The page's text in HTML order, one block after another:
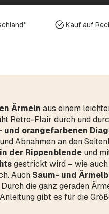
Kauf auf
Ärmeln aus einem
Retro-Flair durch und
und orangefarbenen
Abnahmen an den
der Rippenblendeund
gestrickt wird – wie
Auch Saum- und
die ganz geraden
gibt es für die